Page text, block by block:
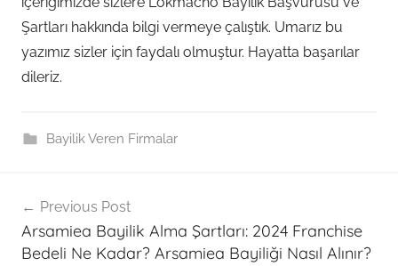
Şartları hakkında bilgi vermeye çalıştık. Umarız bu
yazımız sizler için faydalı olmuştur. Hayatta başarılar
dileriz.
Bayilik Veren Firmalar
navigation
Previous Post
Arsamiea Bayilik Alma Şartları: 2024 Franchise
Bedeli Ne Kadar? Arsamiea Bayiliği Nasıl Alınır?